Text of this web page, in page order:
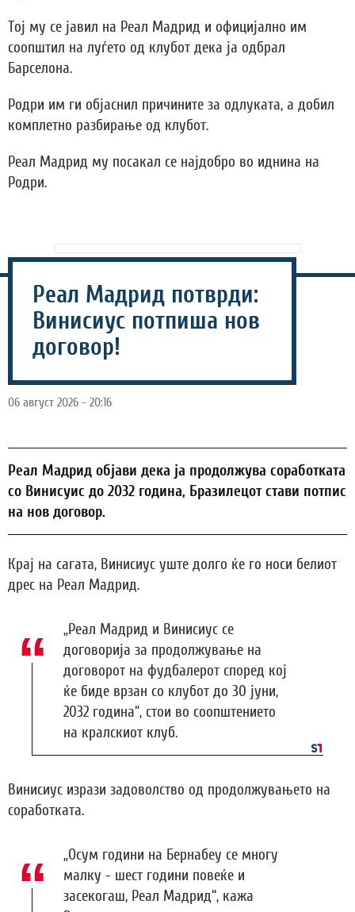
Тој му се јавил на Реал Мадрид и официјално им
соопштил на луѓето од клубот дека ја одбрал
Барселона.
Родри им ги објаснил причините за одлуката, а добил
комплетно разбирање од клубот.
Реал Мадрид му посакал се најдобро во иднина на
Родри.
Реал Мадрид потврди:
Винисиус потпиша нов
договор!
06 август 2026 - 20:16
Реал Мадрид објави дека ја продолжува соработката
со Винисуис до 2032 година, Бразилецот стави потпис
на нов договор.
Крај на сагата, Винисиус уште долго ќе го носи белиот
дрес на Реал Мадрид.
„Реал Мадрид и Винисиус се
договорија за продолжување на
договорот на фудбалерот според кој
ќе биде врзан со клубот до 30 јуни,
2032 година“, стои во соопштението
на кралскиот клуб.
Винисиус изрази задоволство од продолжувањето на
соработката.
„Осум години на Бернабеу се многу
малку - шест години повеќе и
засекогаш, Реал Мадрид“, кажа